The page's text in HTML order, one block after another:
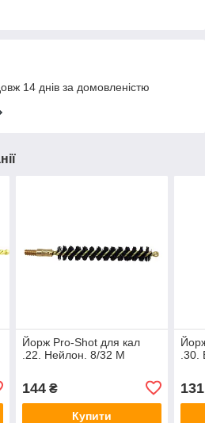
14 днів за домовленістю
Йорж Pro-Shot для кал
.22. Нейлон. 8/32 M
144₴
Купити
.30.
131